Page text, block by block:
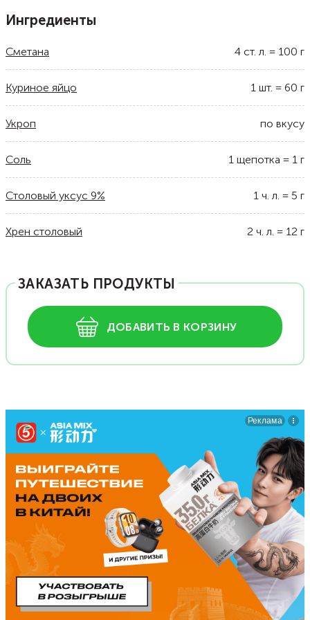
Ингредиенты
Сметана 4 ст. л. = 100 г
Куриное яйцо 1 шт. = 60 г
Укроп по вкусу
Соль 1 щепотка = 1 г
Столовый уксус 9% 1 ч. л. = 5 г
Хрен столовый 2 ч. л. = 12 г
ЗАКАЗАТЬ ПРОДУКТЫ
ДОБАВИТЬ В КОРЗИНУ